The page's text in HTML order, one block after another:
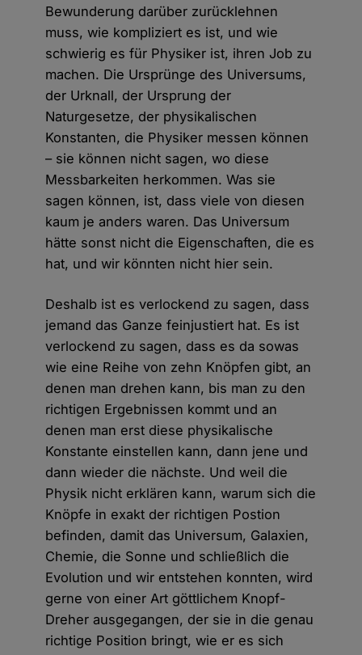
Bewunderung darüber zurücklehnen
muss, wie kompliziert es ist, und wie
schwierig es für Physiker ist, ihren Job zu
machen. Die Ursprünge des Universums,
der Urknall, der Ursprung der
Naturgesetze, der physikalischen
Konstanten, die Physiker messen können
– sie können nicht sagen, wo diese
Messbarkeiten herkommen. Was sie
sagen können, ist, dass viele von diesen
kaum je anders waren. Das Universum
hätte sonst nicht die Eigenschaften, die es
hat, und wir könnten nicht hier sein.
Deshalb ist es verlockend zu sagen, dass
jemand das Ganze feinjustiert hat. Es ist
verlockend zu sagen, dass es da sowas
wie eine Reihe von zehn Knöpfen gibt, an
denen man drehen kann, bis man zu den
richtigen Ergebnissen kommt und an
denen man erst diese physikalische
Konstante einstellen kann, dann jene und
dann wieder die nächste. Und weil die
Physik nicht erklären kann, warum sich die
Knöpfe in exakt der richtigen Postion
befinden, damit das Universum, Galaxien,
Chemie, die Sonne und schließlich die
Evolution und wir entstehen konnten, wird
gerne von einer Art göttlichem Knopf-
Dreher ausgegangen, der sie in die genau
richtige Position bringt, wie er es sich